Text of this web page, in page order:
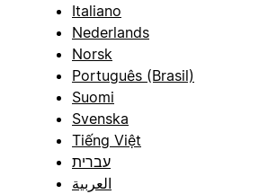
Italiano
Nederlands
Norsk
Português (Brasil)
Suomi
Svenska
Tiếng Việt
עברית
العربية